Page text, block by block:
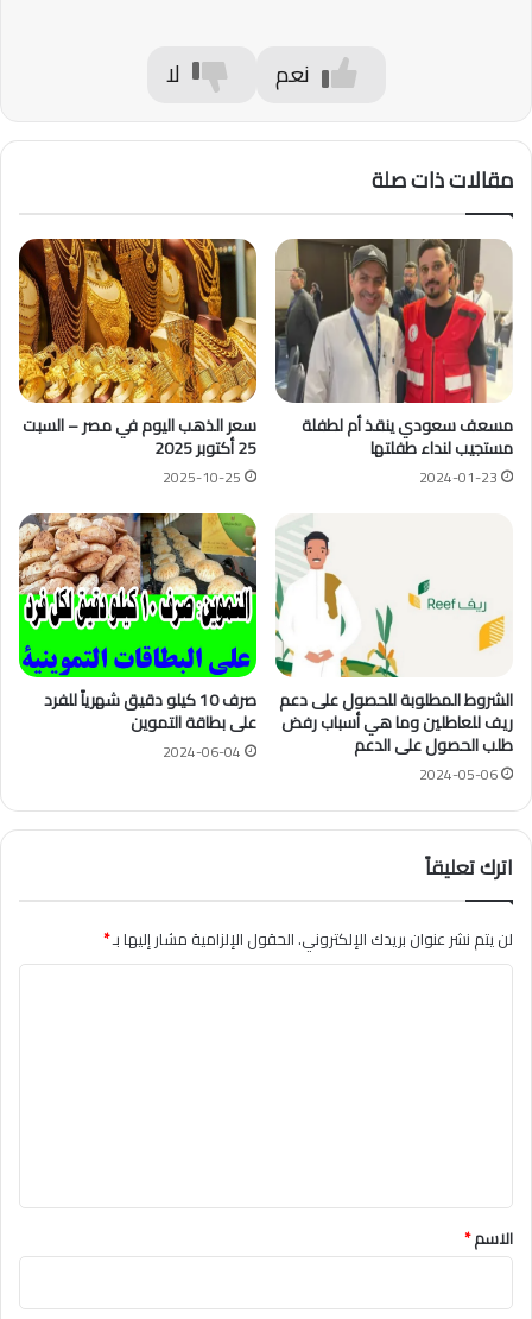
نعم لا
مقالات ذات صلة
مسعف سعودي ينقذ أم لطفلة
مستجيب لنداء طفلتها
2024-01-23
سعر الذهب اليوم في مصر – السبت
25 أكتوبر 2025
2025-10-25
الشروط المطلوبة للحصول على دعم
ريف للعاطلين وما هي أسباب رفض
طلب الحصول على الدعم
2024-05-06
صرف 10 كيلو دقيق شهرياً للفرد
على بطاقة التموين
2024-06-04
اترك تعليقاً
لن يتم نشر عنوان بريدك الإلكتروني.الحقول الإلزامية مشار إليها بـ*
*
الاسم*